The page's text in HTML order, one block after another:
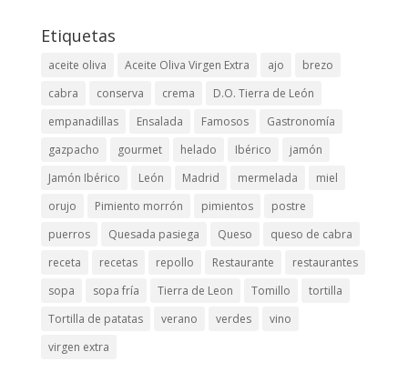
Etiquetas
aceite oliva Aceite Oliva Virgen Extra ajo
brezo
cabra
conserva crema
D.O. Tierra de León
empanadillas
Ensalada Famosos
Gastronomía
gazpacho
gourmet helado Ibérico
jamón
Jamón Ibérico
León Madrid mermelada
miel
orujo
Pimiento morrón pimientos
postre
puerros
Quesada pasiega Queso
queso de cabra
receta
recetas repollo Restaurante
restaurantes
sopa
sopa fría Tierra de Leon Tomillo
tortilla
Tortilla de patatas
verano verdes
vino
virgen extra